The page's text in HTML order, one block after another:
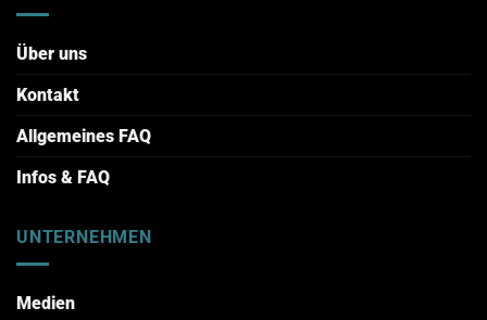
Über uns
Kontakt
Allgemeines FAQ
Infos & FAQ
UNTERNEHMEN
Medien